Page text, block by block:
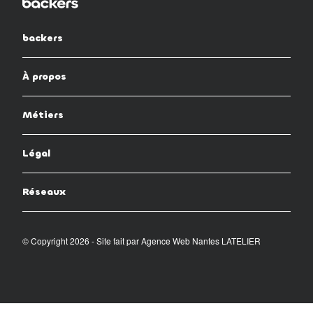
backers
À propos
Métiers
Légal
Réseaux
© Copyright 2026 - Site fait parAgence Web Nantes LATELIER